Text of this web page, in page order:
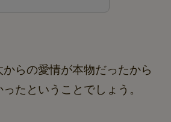
らの愛情が本物だったから
たということでしょう。